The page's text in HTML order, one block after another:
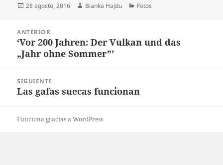
Publicado
28 agosto, 2016 Autor
Bianka Hajdu Categorías
Fotos
entradas
ANTERIOR
Entrada
anterior:
‘Vor 200 Jahren: Der Vulkan und das
„Jahr ohne Sommer”’
SIGUIENTE
Entrada
Las gafas suecas funcionan
Funciona gracias a WordPress